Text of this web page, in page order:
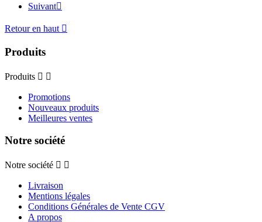
Suivant
Retour en haut 
Produits
Produits  
Promotions
Nouveaux produits
Meilleures ventes
Notre société
Notre société  
Livraison
Mentions légales
Conditions Générales de Vente CGV
A propos